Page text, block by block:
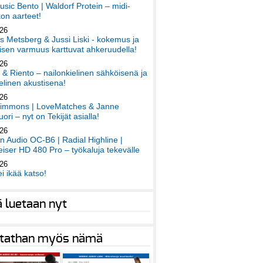
Bento | Waldorf Protein – midi-
aarteet!
Metsberg & Jussi Liski - kokemus ja
varmuus karttuvat ahkeruudella!
Riento – nailonkielinen sähköisenä ja
akustisena!
| LoveMatches & Janne
– nyt on Tekijät asialla!
Audio OC-B6 | Radial Highline |
HD 480 Pro – työkaluja tekevälle
ikää katso!
luetaan nyt
myös nämä